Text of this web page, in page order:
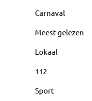
Carnaval
Meest gelezen
Lokaal
112
Sport